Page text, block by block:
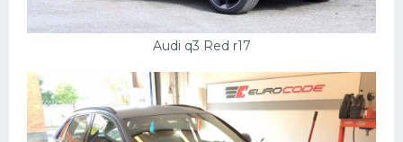
Audi q3 Red r17